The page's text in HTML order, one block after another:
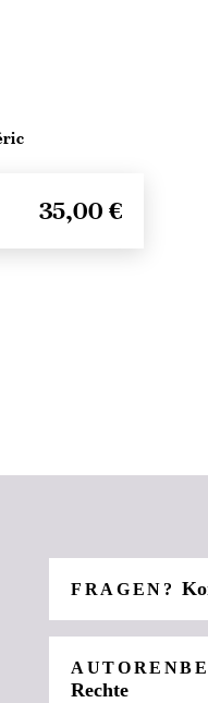
35,00 €
FRAGEN?
Rechte